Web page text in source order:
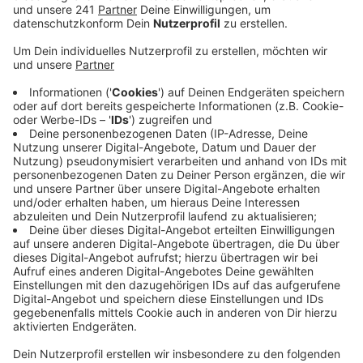
Freitag, 10.11.2023 14:02
Das Diepental soll wieder zu einem beliebten
Ausflugsziel im Bergischen werden und aus dem
Dornröschen erwachen. Ein großes Hotel mit
Gastronomie ist geplant, das Freibad soll
aufgehübscht werden und es soll Platz für
Veranstaltungen geben. Und das wohl Wichtigste für
die Leichlinger: Es soll auch wieder eine Wasserfläche
geben, allerdings anders als die Talsperre früher. Der
Wupperverband arbeitet an der Restaurierung. Die
Vorstellung der Pläne des Investors kam bei den
Leichlingern offenbar gut an. Bis Mitte Dezember
haben sie aber auch noch ganz offiziell die Möglichkeit